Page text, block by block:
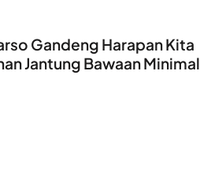
Gandeng Harapan Kita
Jantung Bawaan Minimal